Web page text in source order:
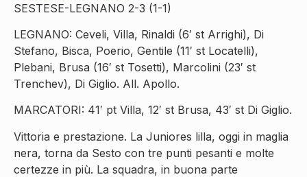
SESTESE-LEGNANO 2-3 (1-1)
LEGNANO: Ceveli, Villa, Rinaldi (6′ st Arrighi), Di
Stefano, Bisca, Poerio, Gentile (11′ st Locatelli),
Plebani, Brusa (16′ st Tosetti), Marcolini (23′ st
Trenchev), Di Giglio. All. Apollo.
MARCATORI: 41′ pt Villa, 12′ st Brusa, 43′ st Di Giglio.
Vittoria e prestazione. La Juniores lilla, oggi in maglia
nera, torna da Sesto con tre punti pesanti e molte
certezze in più. La squadra, in buona parte